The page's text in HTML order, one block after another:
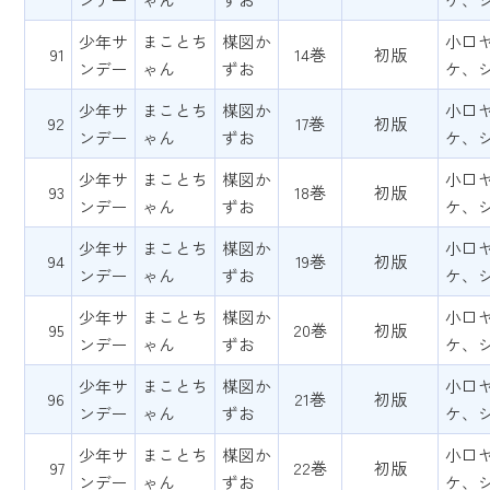
91
少年サ
ンデー
まことち
ゃん
楳図か
ずお
14巻 初版
小口
ケ、
92
少年サ
ンデー
まことち
ゃん
楳図か
ずお
17巻 初版
小口
ケ、
93
少年サ
ンデー
まことち
ゃん
楳図か
ずお
18巻 初版
小口
ケ、
94
少年サ
ンデー
まことち
ゃん
楳図か
ずお
19巻 初版
小口
ケ、
95
少年サ
ンデー
まことち
ゃん
楳図か
ずお
20巻 初版
小口
ケ、
96
少年サ
ンデー
まことち
ゃん
楳図か
ずお
21巻 初版
小口
ケ、
97
少年サ
ンデー
まことち
ゃん
楳図か
ずお
22巻 初版
小口
ケ、